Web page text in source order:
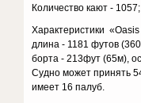
Количество кают - 1057;
Характеристики
длина - 1181 футов
борта - 213фут (65м),
Судно может принять
имеет 16 палуб.